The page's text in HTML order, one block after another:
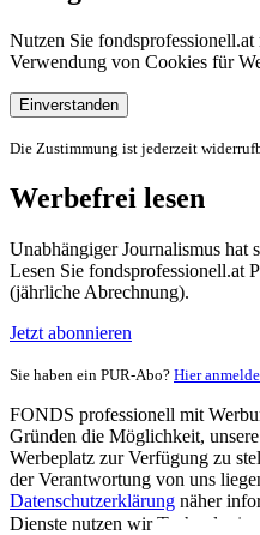
Nutzen Sie
Verwendung von Cookies für
Einverstanden
Die Zustimmung ist jederzeit
Werbefrei lesen
Unabhängiger Journalismus hat
Lesen Sie fondsprofessionell.at
(jährliche Abrechnung).
Jetzt abonnieren
Sie haben ein PUR-Abo? Hier
FONDS professionell mit
Gründen die Möglichkeit,
Werbeplatz zur Verfügung zu
der Verantwortung von uns
Datenschutzerklärung näher
Dienste nutzen wir Technologien